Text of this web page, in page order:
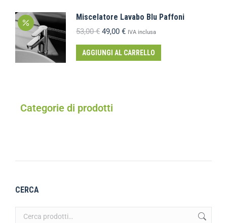
Miscelatore Lavabo Blu Paffoni
53,00€ 49,00 € IVA inclusa
AGGIUNGI AL CARRELLO
Categorie di prodotti
CERCA